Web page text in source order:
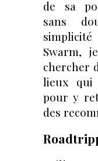
de sa
sans
Swarm,
chercher
lieux qui
pour y
des